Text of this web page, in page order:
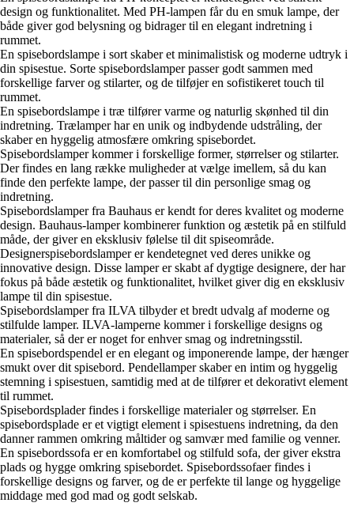
design og funktionalitet. Med PH-lampen får du en smuk lampe, der
både giver god belysning og bidrager til en elegant indretning i
rummet.
En spisebordslampe i sort skaber et minimalistisk og moderne udtryk i
din spisestue. Sorte spisebordslamper passer godt sammen med
forskellige farver og stilarter, og de tilføjer en sofistikeret touch til
rummet.
En spisebordslampe i træ tilfører varme og naturlig skønhed til din
indretning. Trælamper har en unik og indbydende udstråling, der
skaber en hyggelig atmosfære omkring spisebordet.
Spisebordslamper kommer i forskellige former, størrelser og stilarter.
Der findes en lang række muligheder at vælge imellem, så du kan
finde den perfekte lampe, der passer til din personlige smag og
indretning.
Spisebordslamper fra Bauhaus er kendt for deres kvalitet og moderne
design. Bauhaus-lamper kombinerer funktion og æstetik på en stilfuld
måde, der giver en eksklusiv følelse til dit spiseområde.
Designerspisebordslamper er kendetegnet ved deres unikke og
innovative design. Disse lamper er skabt af dygtige designere, der har
fokus på både æstetik og funktionalitet, hvilket giver dig en eksklusiv
lampe til din spisestue.
Spisebordslamper fra ILVA tilbyder et bredt udvalg af moderne og
stilfulde lamper. ILVA-lamperne kommer i forskellige designs og
materialer, så der er noget for enhver smag og indretningsstil.
En spisebordspendel er en elegant og imponerende lampe, der hænger
smukt over dit spisebord. Pendellamper skaber en intim og hyggelig
stemning i spisestuen, samtidig med at de tilfører et dekorativt element
til rummet.
Spisebordsplader findes i forskellige materialer og størrelser. En
spisebordsplade er et vigtigt element i spisestuens indretning, da den
danner rammen omkring måltider og samvær med familie og venner.
En spisebordssofa er en komfortabel og stilfuld sofa, der giver ekstra
plads og hygge omkring spisebordet. Spisebordssofaer findes i
forskellige designs og farver, og de er perfekte til lange og hyggelige
middage med god mad og godt selskab.